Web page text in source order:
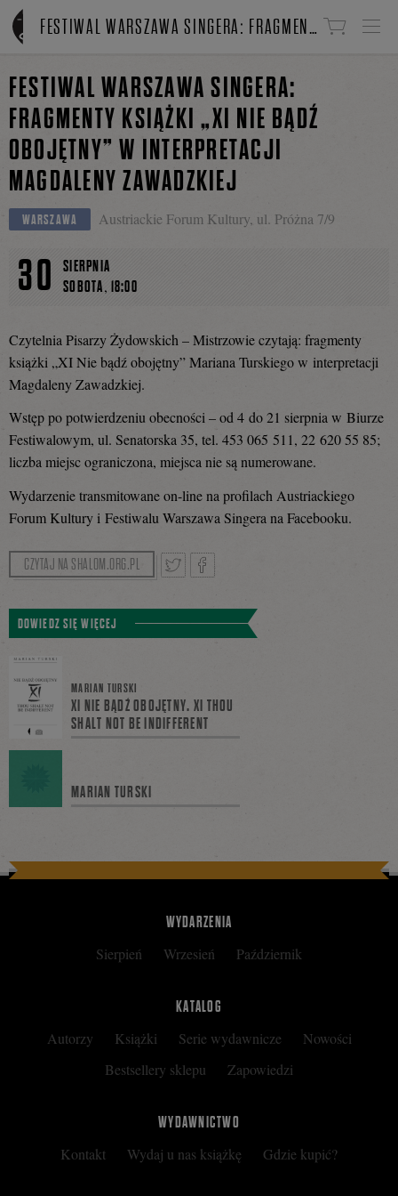
Linki do przejścia
FESTIWAL WARSZAWA SINGERA: FRAGMENTY KSIĄŻKI „XI NIE BĄDŹ OBOJĘTNY” W INTERPRETACJI MAGDALENY ZAWADZKIEJ
FESTIWAL WARSZAWA SINGERA:
FRAGMENTY KSIĄŻKI „XI NIE BĄDŹ
OBOJĘTNY” W INTERPRETACJI
MAGDALENY ZAWADZKIEJ
WARSZAWA Austriackie Forum Kultury, ul. Próżna 7/9
30
SIERPNIA
SOBOTA, 18:00
Czytelnia Pisarzy Żydowskich – Mistrzowie czytają: fragmenty
książki „XI Nie bądź obojętny” Mariana Turskiego w interpretacji
Magdaleny Zawadzkiej.
Wstęp po potwierdzeniu obecności – od 4 do 21 sierpnia w Biurze
Festiwalowym, ul. Senatorska 35, tel. 453 065 511, 22 620 55 85;
liczba miejsc ograniczona, miejsca nie są numerowane.
Wydarzenie transmitowane on-line na profilach Austriackiego
Forum Kultury i Festiwalu Warszawa Singera na Facebooku.
CZYTAJ NA SHALOM.ORG.PL
TweetnijPodziel
DOWIEDZ SIĘ WIĘCEJ
MARIAN TURSKI
XI NIE BĄDŹ OBOJĘTNY. XI THOU
SHALT NOT BE INDIFFERENT
MARIAN TURSKI
WYDARZENIA
Sierpień Wrzesień Październik
KATALOG
Autorzy Książki Serie wydawnicze
Nowości
Bestsellery sklepu
Zapowiedzi
WYDAWNICTWO
Kontakt Wydaj u nas książkę Gdzie kupić?